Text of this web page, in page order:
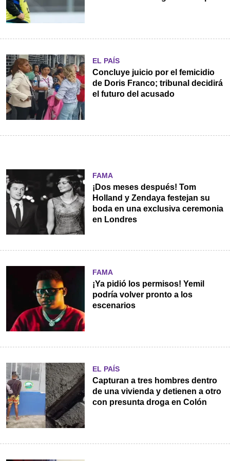
EL PAÍS
Concluye juicio por el femicidio
de Doris Franco; tribunal decidirá
el futuro del acusado
FAMA
¡Dos meses después! Tom
Holland y Zendaya festejan su
boda en una exclusiva ceremonia
en Londres
FAMA
¡Ya pidió los permisos! Yemil
podría volver pronto a los
escenarios
EL PAÍS
Capturan a tres hombres dentro
de una vivienda y detienen a otro
con presunta droga en Colón